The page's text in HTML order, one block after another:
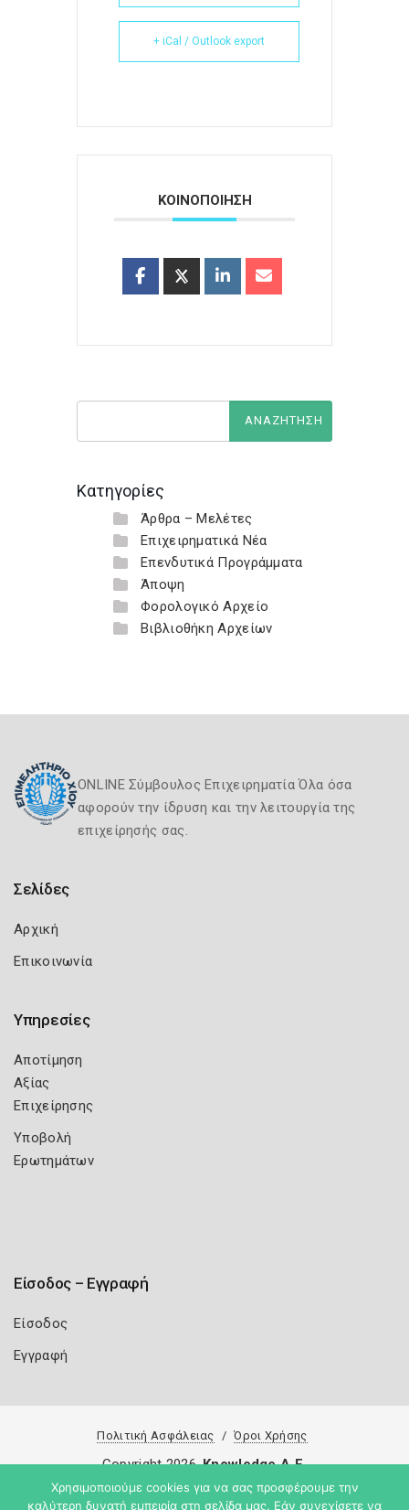
+ iCal / Outlook export
ΚΟΙΝΟΠΟΙΗΣΗ
Κατηγορίες
Άρθρα – Μελέτες
Επιχειρηματικά Νέα
Επενδυτικά Προγράμματα
Άποψη
Φορολογικό Αρχείο
Βιβλιοθήκη Αρχείων
ONLINE Σύμβουλος Επιχειρηματία Όλα όσα
αφορούν την ίδρυση και την λειτουργία της
επιχείρησής σας.
Σελίδες
Αρχική
Επικοινωνία
Υπηρεσίες
Αποτίμηση
Αξίας
Επιχείρησης
Υποβολή
Ερωτημάτων
Είσοδος – Εγγραφή
Είσοδος
Εγγραφή
Πολιτική Ασφάλειας Όροι Χρήσης
Copyright 2026 Knowledge A.E.
Χρησιμοποιούμε cookies για να σας προσφέρουμε την
καλύτερη δυνατή εμπειρία στη σελίδα μας. Εάν συνεχίσετε να